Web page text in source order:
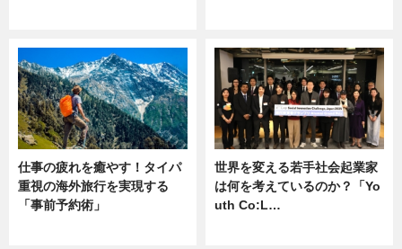
仕事の疲れを癒やす！タイパ
重視の海外旅行を実現する
「事前予約術」
世界を変える若手社会起業家
は何を考えているのか？「Yo
uth Co:L…